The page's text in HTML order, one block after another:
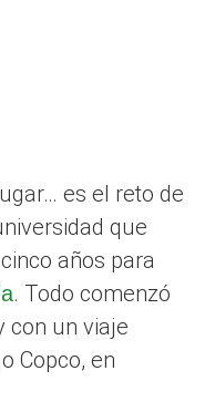
es el reto de
que
años para
. Todo comenzó
con un viaje
Copco, en